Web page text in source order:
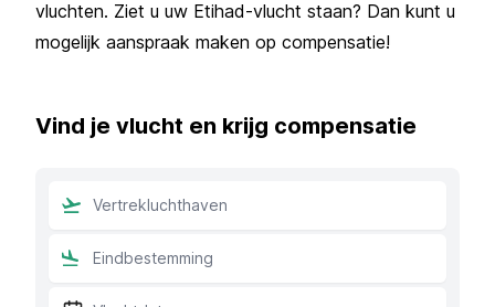
vluchten. Ziet u uw Etihad-vlucht staan? Dan kunt u
mogelijk aanspraak maken op compensatie!
Vind je vlucht en krijg compensatie